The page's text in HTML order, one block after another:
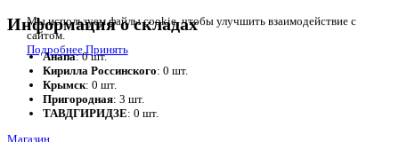
Мы используем файлы cookie, чтобы улучшить взаимодействие с
сайтом.
ПодробнееПринять
Информация о складах
Анапа: 0 шт.
Кирилла Россинского: 0 шт.
Крымск: 0 шт.
Пригородная: 3 шт.
ТАВДГИРИДЗЕ: 0 шт.
Магазин